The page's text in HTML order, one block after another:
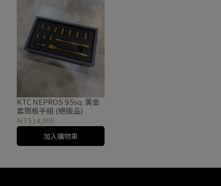
KTC NEPROS 9.5sq. 黃金
套筒板手組 (絕版品)
NT$14,000
加入購物車